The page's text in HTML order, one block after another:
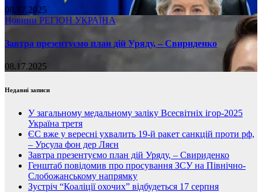
08.17.2025
Новини РЕГІОН УКРАЇНА
Завтра презентуємо план дій Уряду, – Свириденко
08.17.2025
Недавні записи
У загальному медальному заліку Всесвітніх ігор-2025
Україна третя
ЄС вже у вересні ухвалить 19-й ракет санкцій проти рф,
– Урсула фон дер Ляєн
Завтра презентуємо план дій Уряду, – Свириденко
Генштаб повідомив про просування ЗСУ на Північно-
Слобожанському напрямку
Зустріч “Коаліції охочих” відбудеться 17 серпня